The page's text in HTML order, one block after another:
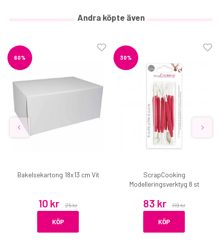
Andra köpte även
60%
Bakelsekartong 18x13 cm Vit
10 kr 25 kr
KÖP
30%
ScrapCooking
Modelleringsverktyg 8 st
83 kr 119 kr
KÖP